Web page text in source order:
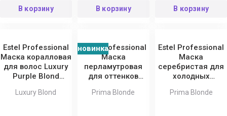
В корзину В корзину В корзину
Estel Professional
Маска коралловая
для волос Luxury
Purple Blond
Luxury Blond
Estel Professional
Маска
перламутровая
для оттенков
Blonde
новинка
Prima Blonde
Estel Professional
Маска
серебристая для
холодных
Prima Blonde
Prima Blonde